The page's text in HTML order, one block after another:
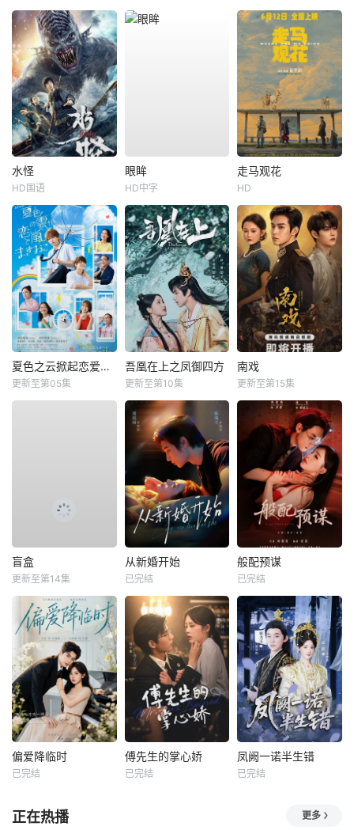
水怪
HD国语
眼眸
HD中字
走马观花
HD
夏色之云掀起恋爱与风暴
更新至第05集
吾凰在上之凤御四方
更新至第10集
南戏
更新至第15集
盲盒
更新至第14集
从新婚开始
已完结
般配预谋
已完结
偏爱降临时
已完结
傅先生的掌心娇
已完结
凤阙一诺半生错
已完结
正在热播 更多